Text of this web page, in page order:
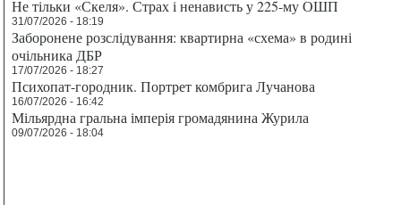
Не тільки «Скеля». Страх і ненависть у 225-му ОШП
31/07/2026 - 18:19
Заборонене розслідування: квартирна «схема» в родині
очільника ДБР
17/07/2026 - 18:27
Психопат-городник. Портрет комбрига Лучанова
16/07/2026 - 16:42
Мільярдна гральна імперія громадянина Журила
09/07/2026 - 18:04